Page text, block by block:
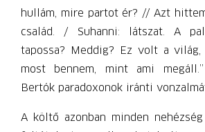
hullám, mire partot ér? // Azt
család. / Suhanni: látszat. A
tapossa? Meddig? Ez volt a
most bennem, mint ami
Bertók paradoxonok iránti
A költő azonban minden